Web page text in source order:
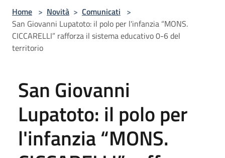
Home > Novità > Comunicati >
San Giovanni Lupatoto: il polo per l'infanzia “MONS.
CICCARELLI” rafforza il sistema educativo 0-6 del
territorio
San Giovanni
Lupatoto: il polo per
l'infanzia “MONS.